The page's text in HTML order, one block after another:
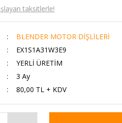
taksitlerle!
BLENDER MOTOR DİŞLİLERİ
EX1S1A31W3E9
YERLİ ÜRETİM
3 Ay
80,00 TL + KDV